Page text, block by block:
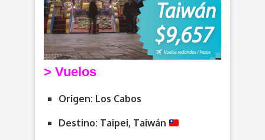
> Vuelos
Origen: Los Cabos
Destino: Taipei, Taiwán